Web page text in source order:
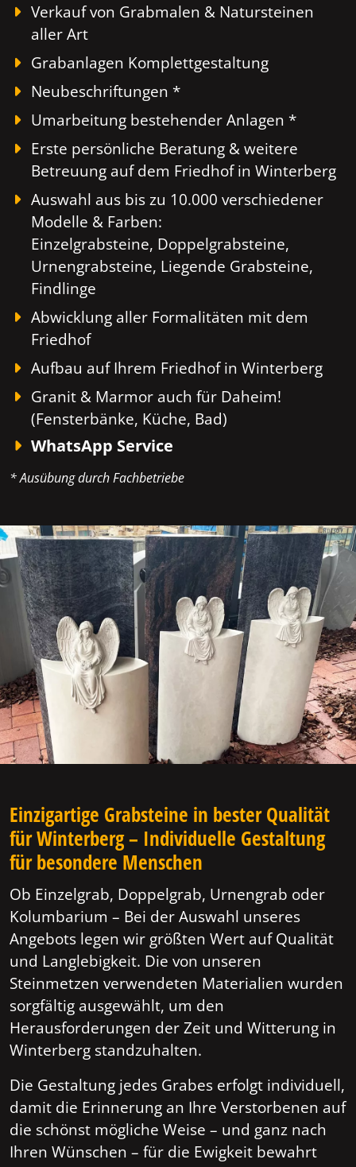
Verkauf von Grabmalen & Natursteinen
aller Art
Grabanlagen Komplettgestaltung
Neubeschriftungen *
Umarbeitung bestehender Anlagen *
Erste persönliche Beratung & weitere
Betreuung auf dem Friedhof in Winterberg
Auswahl aus bis zu 10.000 verschiedener
Modelle & Farben:
Einzelgrabsteine, Doppelgrabsteine,
Urnengrabsteine, Liegende Grabsteine,
Findlinge
Abwicklung aller Formalitäten mit dem
Friedhof
Aufbau auf Ihrem Friedhof in Winterberg
Granit & Marmor auch für Daheim!
(Fensterbänke, Küche, Bad)
WhatsApp Service
* Ausübung durch Fachbetriebe
Einzigartige Grabsteine in bester Qualität
für Winterberg – Individuelle Gestaltung
für besondere Menschen
Ob Einzelgrab, Doppelgrab, Urnengrab oder
Kolumbarium – Bei der Auswahl unseres
Angebots legen wir größten Wert auf Qualität
und Langlebigkeit. Die von unseren
Steinmetzen verwendeten Materialien wurden
sorgfältig ausgewählt, um den
Herausforderungen der Zeit und Witterung in
Winterberg standzuhalten.
Die Gestaltung jedes Grabes erfolgt individuell,
damit die Erinnerung an Ihre Verstorbenen auf
die schönst mögliche Weise – und ganz nach
Ihren Wünschen – für die Ewigkeit bewahrt